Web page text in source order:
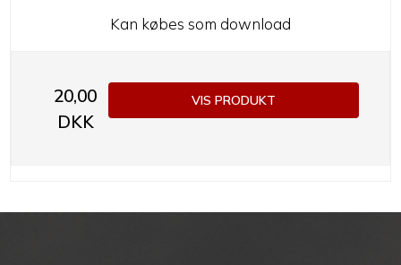
Kan købes som download
20,00
DKK
VIS PRODUKT